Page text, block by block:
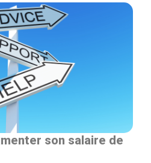
son salaire de